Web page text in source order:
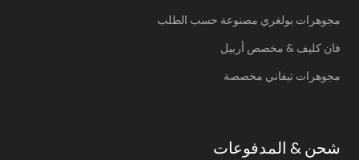
مجوهرات بولغري مصنوعة حسب الطلب
فان كليف & مخصص أربيل
مجوهرات تيفاني مخصصة
شحن & المدفوعات